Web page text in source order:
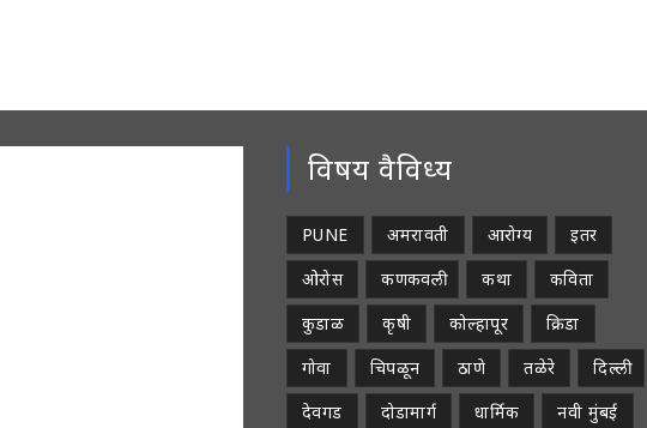
विषय वैविध्य
PUNE अमरावती आरोग्य
इतर
ओरोस
कणकवली कथा
कविता
कुडाळ
कृषी कोल्हापूर
क्रिडा
गोवा
चिपळून ठाणे तळेरे
दिल्ली
देवगड
दोडामार्ग धार्मिक नवी मुंबई